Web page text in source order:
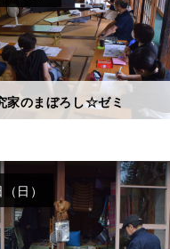
家のまぼろし☆ゼミ
日）